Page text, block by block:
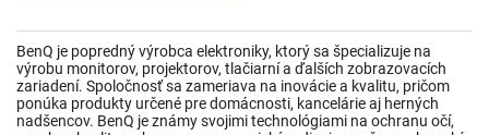
BenQ je popredný výrobca elektroniky, ktorý sa špecializuje na
výrobu monitorov, projektorov, tlačiarní a ďalších zobrazovacích
zariadení. Spoločnosť sa zameriava na inovácie a kvalitu, pričom
ponúka produkty určené pre domácnosti, kancelárie aj herných
nadšencov. BenQ je známy svojimi technológiami na ochranu očí,